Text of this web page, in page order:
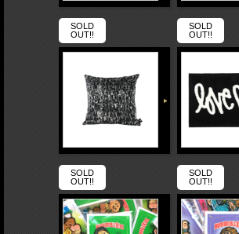
SOLD
OUT!!
SOLD
OUT!!
SOLD
OUT!!
SOLD
OUT!!